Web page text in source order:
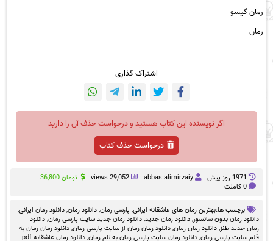
رمان گیسو
رمان
اشتراک گذاری
اگر نویسنده این کتاب هستید و درخواست حذف آن را دارید
درخواست حذف کتاب
1971 روز پيش abbas alimirzaiy
29,052 views تومان36,800
0 کامنت
برچسب ها:بهترین رمان های عاشقانه ایرانی, پارسی رمان,دانلود رمان,دانلود رمان ایرانی,
دانلود رمان بدون سانسور,دانلود رمان جدید,دانلود رمان جدید سایت پارسی رمان,دانلود
رمان جدید طنز,دانلود رمان رمان,دانلود رمان رمان از سایت پارسی رمان,دانلود رمان رمان به
قلم سایت پارسی رمان,دانلود رمان سایت پارسی رمان به نام رمان,
دانلود رمان عاشقانه pdf